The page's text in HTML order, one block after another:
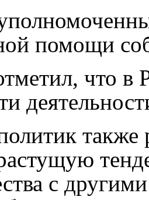
помощи
что в
также
с